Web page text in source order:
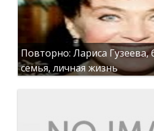
Повторно: Лариса Гузеева,
семья, личная жизнь